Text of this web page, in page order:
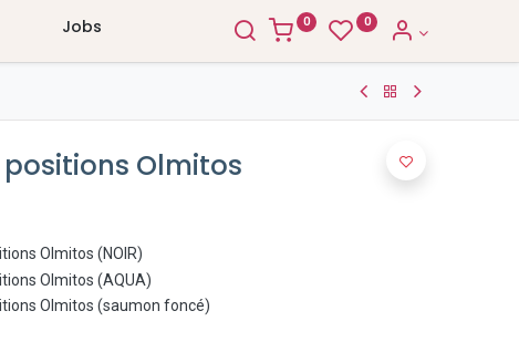
Jobs 0 0
Olmitos
Olmitos (NOIR)
Olmitos (AQUA)
Olmitos (saumon foncé)